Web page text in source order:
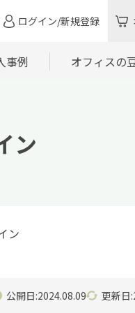
ログイン/新規登録
事例 オフィスの
ン
ン
公開日:2024.08.09 更新日